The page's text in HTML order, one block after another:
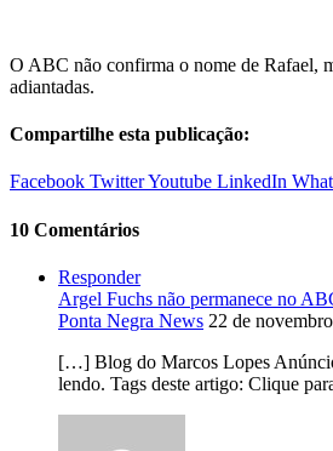
O ABC não confirma o nome de Rafael,
adiantadas.
Compartilhe esta publicação:
Facebook TwitterYoutube LinkedIn
10 Comentários
Responder
Argel Fuchs não permanece no
Ponta Negra News 22 de
[…] Blog do Marcos Lopes
lendo. Tags deste artigo: Clique